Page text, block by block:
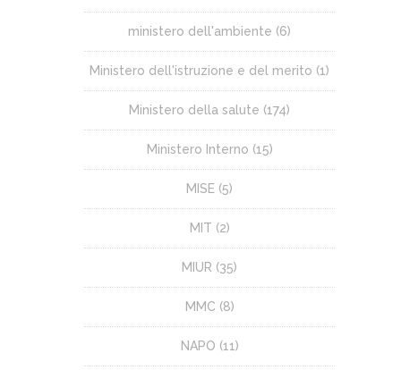
ministero dell'ambiente (6)
Ministero dell'istruzione e del merito (1)
Ministero della salute (174)
Ministero Interno (15)
MISE (5)
MIT (2)
MIUR (35)
MMC (8)
NAPO (11)